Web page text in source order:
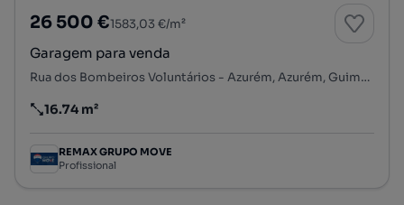
26 500 €1583,03 €/m²
Garagem para venda
Rua dos Bombeiros Voluntários - Azurém, Azurém, Guimarães, Braga
Preço por metro quadrado
16.74 m²
REMAX GRUPO MOVE
Profissional